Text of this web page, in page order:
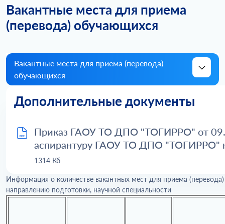
Вакантные места для приема
(перевода) обучающихся
Вакантные места для приема (перевода)
обучающихся
Дополнительные документы
Приказ ГАОУ ТО ДПО "ТОГИРРО" от
аспирантуру ГАОУ ТО ДПО "ТОГИРРО"
1314 Кб
Информация о количестве вакантных мест для приема
направлению подготовки, научной специальности